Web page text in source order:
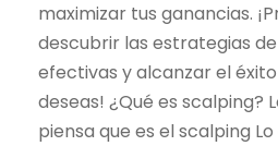
maximizar tus ganancias.
descubrir las estrategias
efectivas y alcanzar el
deseas! ¿Qué es scalping?
piensa que es el scalping